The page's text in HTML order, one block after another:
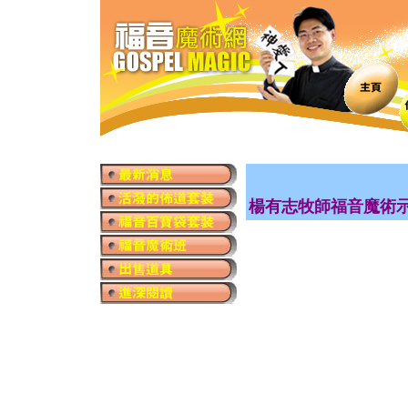
楊有志牧師福音魔術